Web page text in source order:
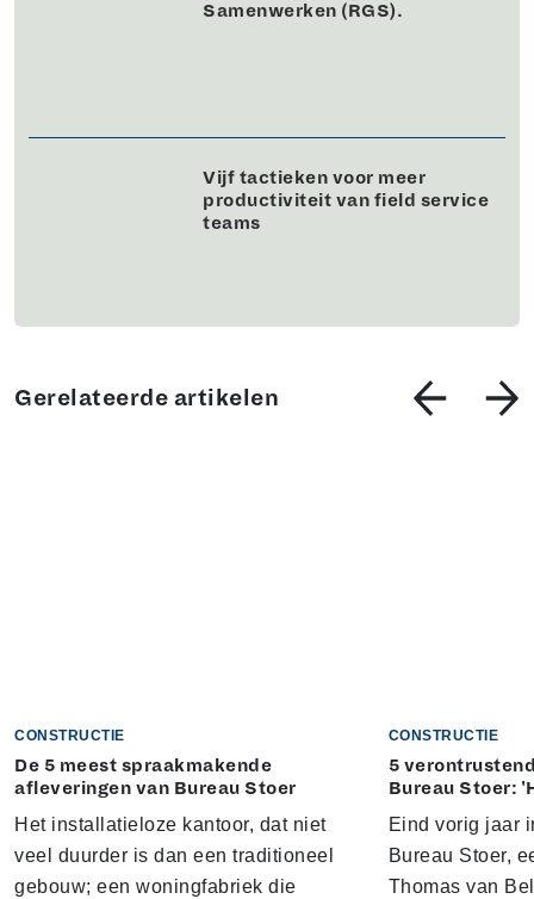
Samenwerken (RGS).
Vijf tactieken voor meer
productiviteit van field service
teams
Gerelateerde artikelen
CONSTRUCTIE
De 5 meest spraakmakende
afleveringen van Bureau Stoer
Het installatieloze kantoor, dat niet
veel duurder is dan een traditioneel
gebouw; een woningfabriek die
CONSTRUCTIE
5
Bureau Stoer:
Eind vorig jaar
Bureau Stoer,
Thomas van